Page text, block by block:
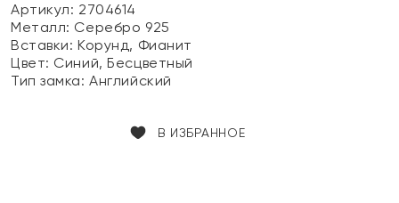
Артикул: 2704614
Металл: Серебро 925
Вставки:Корунд, Фианит
Цвет: Синий, Бесцветный
Тип замка:Английский
В ИЗБРАННОЕ